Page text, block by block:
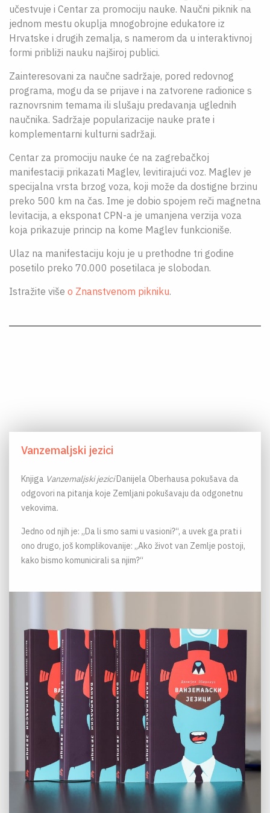
O NAMA
CPN
učestvuje i Centar za promociju nauke. Naučni piknik na
jednom mestu okuplja mnogobrojne edukatore iz
Hrvatske i drugih zemalja, s namerom da u interaktivnoj
formi približi nauku najširoj publici.
Zainteresovani za naučne sadržaje, pored redovnog
programa, mogu da se prijave i na zatvorene radionice s
raznovrsnim temama ili slušaju predavanja uglednih
naučnika. Sadržaje popularizacije nauke prate i
komplementarni kulturni sadržaji.
Centar za promociju nauke će na zagrebačkoj
manifestaciji prikazati Maglev, levitirajući voz. Maglev je
specijalna vrsta brzog voza, koji može da dostigne brzinu
preko 500 km na čas. Ime je dobio spojem reči magnetna
levitacija, a eksponat CPN-a je umanjena verzija voza
koja prikazuje princip na kome Maglev funkcioniše.
Ulaz na manifestaciju koju je u prethodne tri godine
posetilo preko 70.000 posetilaca je slobodan.
Istražite više o Znanstvenom pikniku.
Vanzemaljski jezici
Knjiga Vanzemaljski jeziciDanijela Oberhausa pokušava da
odgovori na pitanja koje Zemljani pokušavaju da odgonetnu
vekovima.
Jedno od njih je: „Da li smo sami u vasioni?“, a uvek ga prati i
ono drugo, još komplikovanije: „Ako život van Zemlje postoji,
kako bismo komunicirali sa njim?“